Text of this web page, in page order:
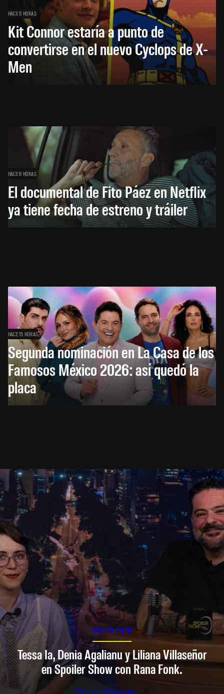
HACE 5 HORAS
Kit Connor estaría a punto de
convertirse en el nuevo Cyclops de X-
Men
HACE 6 HORAS
El documental de Fito Páez en Netflix
ya tiene fecha de estreno y tráiler
HACE 15 HORAS
Segunda nominación en La Casa de los
Famosos México 2026: así quedó la
placa
SPOILER SHOW
Tessa Ia, Denia Agalianu y Liliana Villaseñor
en Spoiler Show con Rana Fonk.